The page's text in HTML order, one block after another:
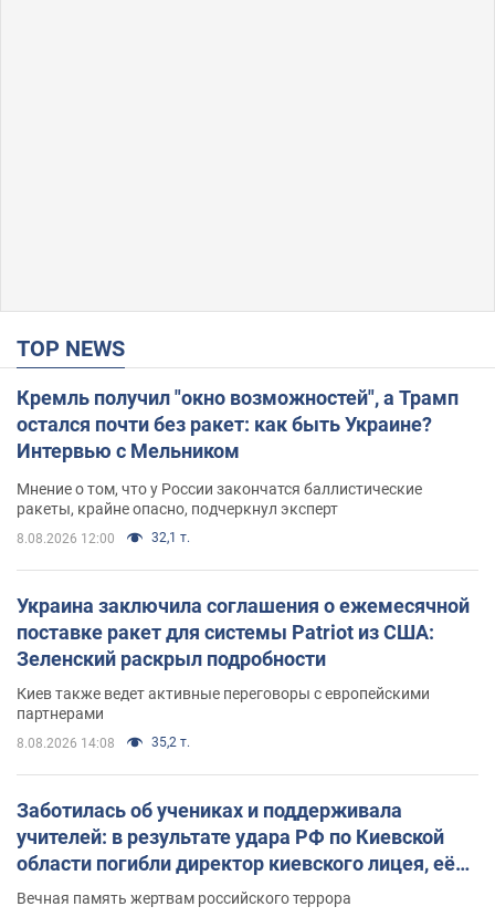
TOP NEWS
Кремль получил "окно возможностей", а Трамп
остался почти без ракет: как быть Украине?
Интервью с Мельником
Мнение о том, что у России закончатся баллистические
ракеты, крайне опасно, подчеркнул эксперт
8.08.2026 12:00 32,1 т.
Украина заключила соглашения о ежемесячной
поставке ракет для системы Patriot из США:
Зеленский раскрыл подробности
Киев также ведет активные переговоры с европейскими
партнерами
8.08.2026 14:08 35,2 т.
Заботилась об учениках и поддерживала
учителей: в результате удара РФ по Киевской
области погибли директор киевского лицея, её
муж и внук
Вечная память жертвам российского террора